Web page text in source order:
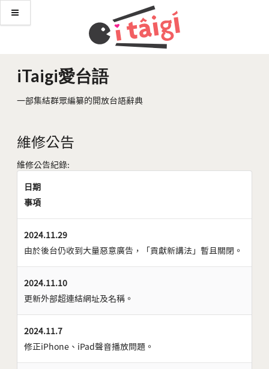
iTaigi愛台語
一部集結群眾編纂的開放台語辭典
維修公告
維修公告紀錄:
日期
事項
2024.11.29
由於後台仍收到大量惡意廣告，「貢獻新講法」暫且關閉。
2024.11.10
更新外部超連結網址及名稱。
2024.11.7
修正iPhone、iPad聲音播放問題。